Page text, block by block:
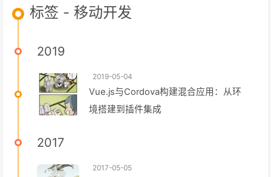
标签 - 移动开发
2019
2019-05-04
Vue.js与Cordova构建混合应用：从环
境搭建到插件集成
2017
2017-05-05